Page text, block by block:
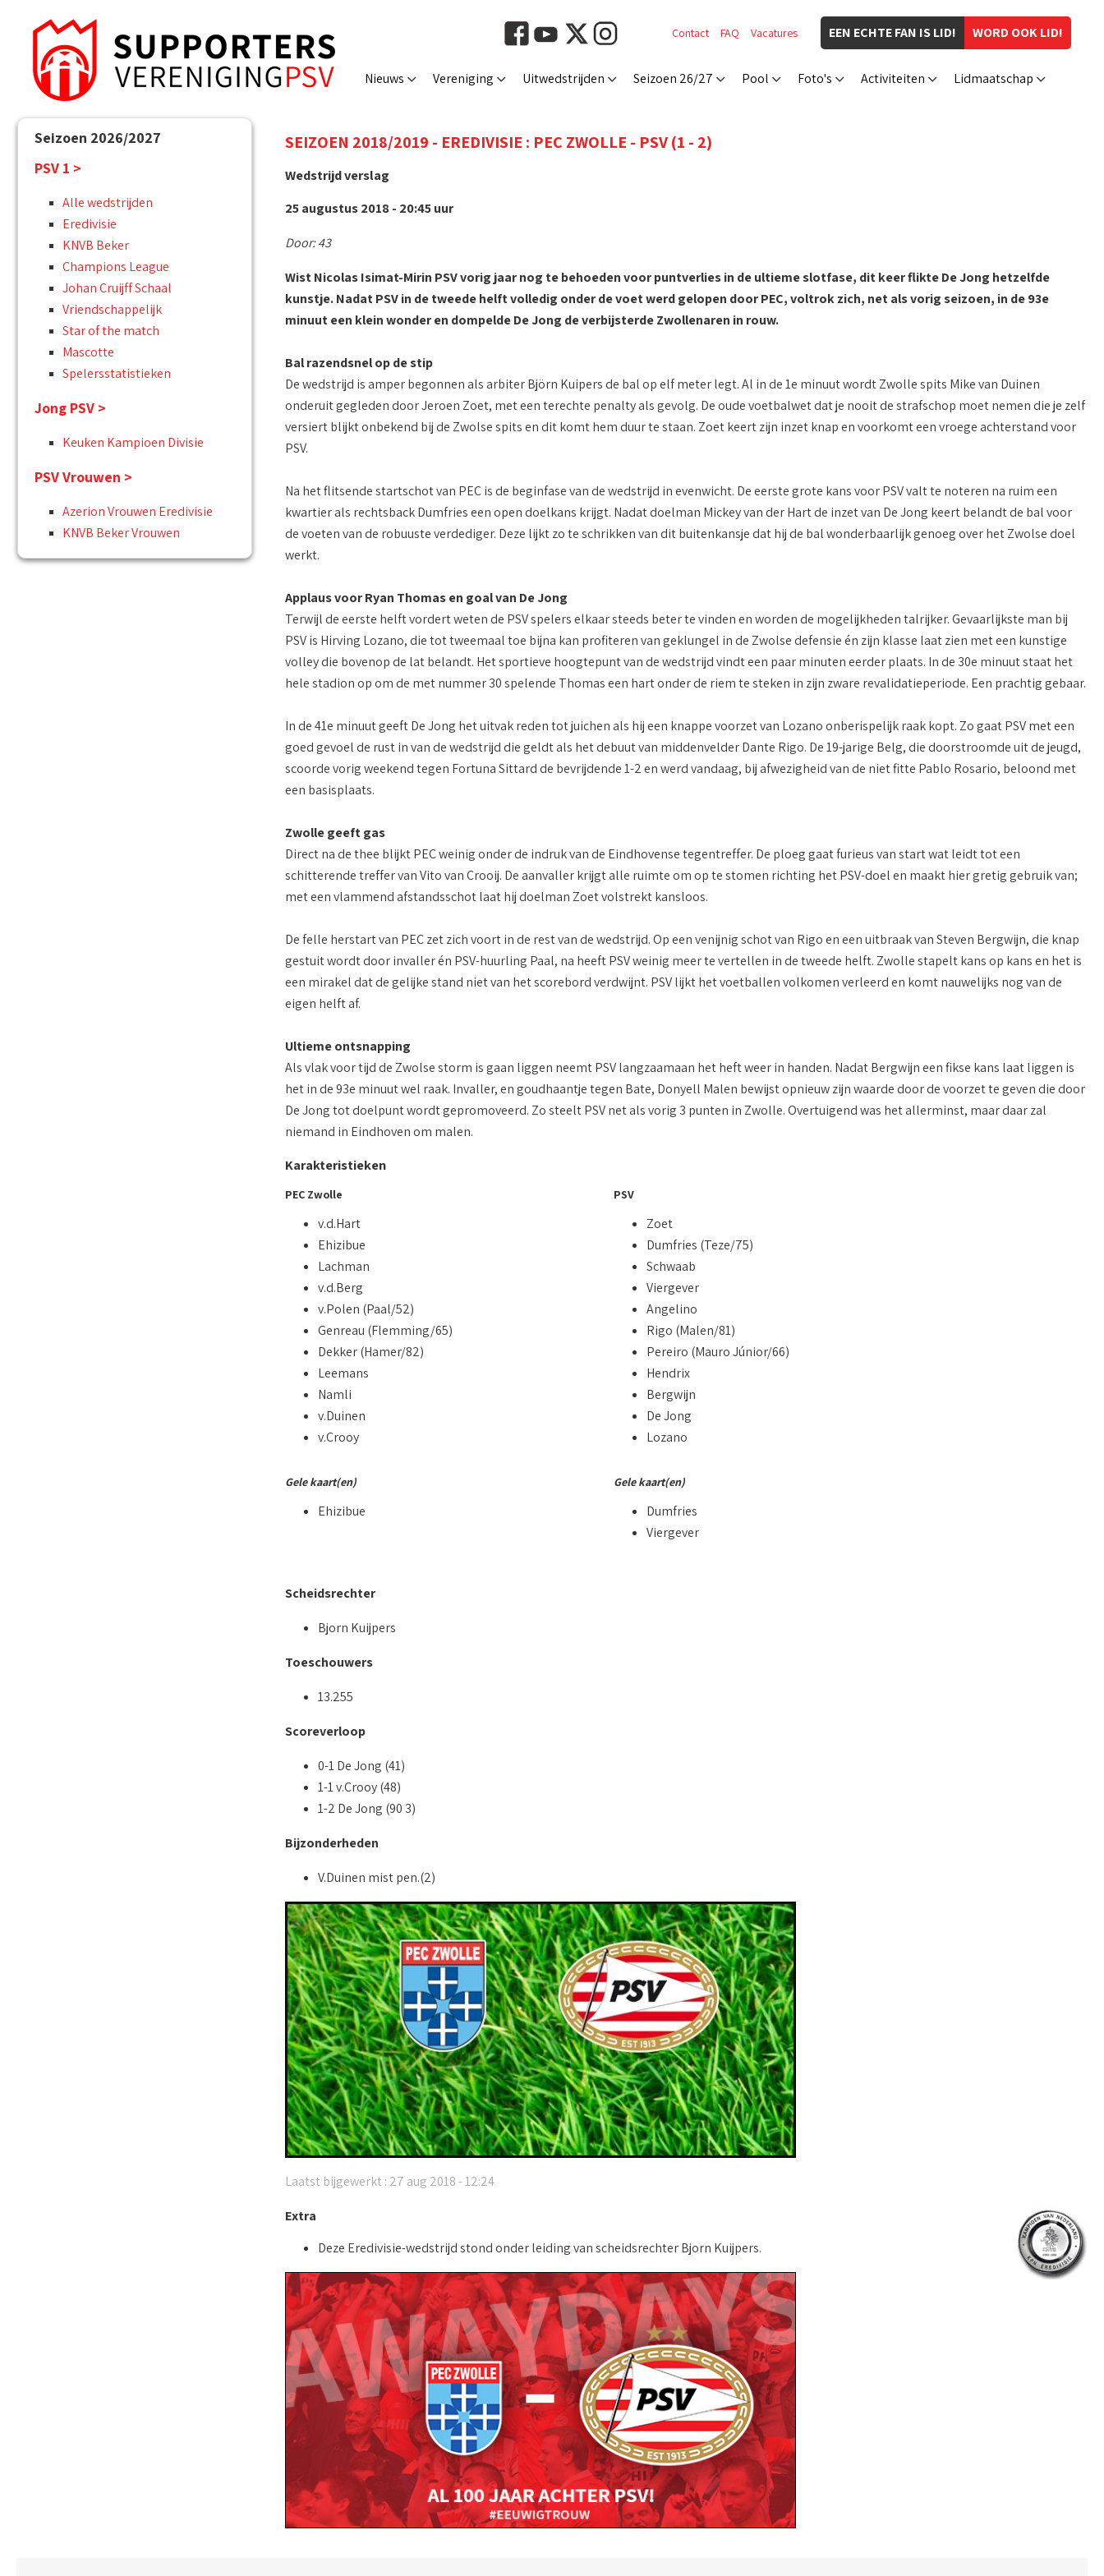
WORD OOK LID!
EEN ECHTE FAN IS LID!
Contact FAQ Vacatures
Nieuws Vereniging Uitwedstrijden Seizoen 26/27 Pool Foto's Activiteiten Lidmaatschap
Seizoen 2026/2027
PSV 1 >
Alle wedstrijden
Eredivisie
KNVB Beker
Champions League
Johan Cruijff Schaal
Vriendschappelijk
Star of the match
Mascotte
Spelersstatistieken
Jong PSV >
Keuken Kampioen Divisie
PSV Vrouwen >
Azerion Vrouwen Eredivisie
KNVB Beker Vrouwen
SEIZOEN 2018/2019 - EREDIVISIE : PEC ZWOLLE - PSV (1 - 2)
Wedstrijd verslag
25 augustus 2018 - 20:45 uur
Door: 43
Wist Nicolas Isimat-Mirin PSV vorig jaar nog te behoeden voor puntverlies in de ultieme slotfase, dit keer flikte De Jong hetzelfde
kunstje. Nadat PSV in de tweede helft volledig onder de voet werd gelopen door PEC, voltrok zich, net als vorig seizoen, in de 93e
minuut een klein wonder en dompelde De Jong de verbijsterde Zwollenaren in rouw.
Bal razendsnel op de stip
De wedstrijd is amper begonnen als arbiter Björn Kuipers de bal op elf meter legt. Al in de 1e minuut wordt Zwolle spits Mike van Duinen
onderuit gegleden door Jeroen Zoet, met een terechte penalty als gevolg. De oude voetbalwet dat je nooit de strafschop moet nemen die je zelf
versiert blijkt onbekend bij de Zwolse spits en dit komt hem duur te staan. Zoet keert zijn inzet knap en voorkomt een vroege achterstand voor
PSV.
Na het flitsende startschot van PEC is de beginfase van de wedstrijd in evenwicht. De eerste grote kans voor PSV valt te noteren na ruim een
kwartier als rechtsback Dumfries een open doelkans krijgt. Nadat doelman Mickey van der Hart de inzet van De Jong keert belandt de bal voor
de voeten van de robuuste verdediger. Deze lijkt zo te schrikken van dit buitenkansje dat hij de bal wonderbaarlijk genoeg over het Zwolse doel
werkt.
Applaus voor Ryan Thomas en goal van De Jong
Terwijl de eerste helft vordert weten de PSV spelers elkaar steeds beter te vinden en worden de mogelijkheden talrijker. Gevaarlijkste man bij
PSV is Hirving Lozano, die tot tweemaal toe bijna kan profiteren van geklungel in de Zwolse defensie én zijn klasse laat zien met een kunstige
volley die bovenop de lat belandt. Het sportieve hoogtepunt van de wedstrijd vindt een paar minuten eerder plaats. In de 30e minuut staat het
hele stadion op om de met nummer 30 spelende Thomas een hart onder de riem te steken in zijn zware revalidatieperiode. Een prachtig gebaar.
In de 41e minuut geeft De Jong het uitvak reden tot juichen als hij een knappe voorzet van Lozano onberispelijk raak kopt. Zo gaat PSV met een
goed gevoel de rust in van de wedstrijd die geldt als het debuut van middenvelder Dante Rigo. De 19-jarige Belg, die doorstroomde uit de jeugd,
scoorde vorig weekend tegen Fortuna Sittard de bevrijdende 1-2 en werd vandaag, bij afwezigheid van de niet fitte Pablo Rosario, beloond met
een basisplaats.
Zwolle geeft gas
Direct na de thee blijkt PEC weinig onder de indruk van de Eindhovense tegentreffer. De ploeg gaat furieus van start wat leidt tot een
schitterende treffer van Vito van Crooij. De aanvaller krijgt alle ruimte om op te stomen richting het PSV-doel en maakt hier gretig gebruik van;
met een vlammend afstandsschot laat hij doelman Zoet volstrekt kansloos.
De felle herstart van PEC zet zich voort in de rest van de wedstrijd. Op een venijnig schot van Rigo en een uitbraak van Steven Bergwijn, die knap
gestuit wordt door invaller én PSV-huurling Paal, na heeft PSV weinig meer te vertellen in de tweede helft. Zwolle stapelt kans op kans en het is
een mirakel dat de gelijke stand niet van het scorebord verdwijnt. PSV lijkt het voetballen volkomen verleerd en komt nauwelijks nog van de
eigen helft af.
Ultieme ontsnapping
Als vlak voor tijd de Zwolse storm is gaan liggen neemt PSV langzaamaan het heft weer in handen. Nadat Bergwijn een fikse kans laat liggen is
het in de 93e minuut wel raak. Invaller, en goudhaantje tegen Bate, Donyell Malen bewijst opnieuw zijn waarde door de voorzet te geven die door
De Jong tot doelpunt wordt gepromoveerd. Zo steelt PSV net als vorig 3 punten in Zwolle. Overtuigend was het allerminst, maar daar zal
niemand in Eindhoven om malen.
Karakteristieken
PEC Zwolle
v.d.Hart
Ehizibue
Lachman
v.d.Berg
v.Polen (Paal/52)
Genreau (Flemming/65)
Dekker (Hamer/82)
Leemans
Namli
v.Duinen
v.Crooy
PSV
Zoet
Dumfries (Teze/75)
Schwaab
Viergever
Angelino
Rigo (Malen/81)
Pereiro (Mauro Júnior/66)
Hendrix
Bergwijn
De Jong
Lozano
Gele kaart(en)
Ehizibue
Gele kaart(en)
Dumfries
Viergever
Scheidsrechter
Bjorn Kuijpers
Toeschouwers
13.255
Scoreverloop
0-1 De Jong (41)
1-1 v.Crooy (48)
1-2 De Jong (90 3)
Bijzonderheden
V.Duinen mist pen.(2)
Laatst bijgewerkt : 27 aug 2018 - 12:24
Extra
Deze Eredivisie-wedstrijd stond onder leiding van scheidsrechter Bjorn Kuijpers.